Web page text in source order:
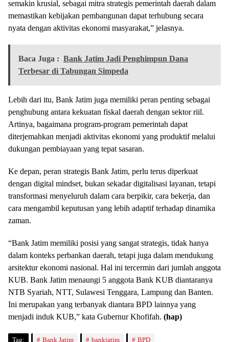
semakin krusial, sebagai mitra strategis pemerintah daerah dalam
memastikan kebijakan pembangunan dapat terhubung secara
nyata dengan aktivitas ekonomi masyarakat,” jelasnya.
Baca Juga : Bank Jatim Jadi Penghimpun Dana
Terbesar di Tabungan Simpeda
Lebih dari itu, Bank Jatim juga memiliki peran penting sebagai
penghubung antara kekuatan fiskal daerah dengan sektor riil.
Artinya, bagaimana program-program pemerintah dapat
diterjemahkan menjadi aktivitas ekonomi yang produktif melalui
dukungan pembiayaan yang tepat sasaran.
Ke depan, peran strategis Bank Jatim, perlu terus diperkuat
dengan digital mindset, bukan sekadar digitalisasi layanan, tetapi
transformasi menyeluruh dalam cara berpikir, cara bekerja, dan
cara mengambil keputusan yang lebih adaptif terhadap dinamika
zaman.
“Bank Jatim memiliki posisi yang sangat strategis, tidak hanya
dalam konteks perbankan daerah, tetapi juga dalam mendukung
arsitektur ekonomi nasional. Hal ini tercermin dari jumlah anggota
KUB. Bank Jatim menaungi 5 anggota Bank KUB diantaranya
NTB Syariah, NTT, Sulawesi Tenggara, Lampung dan Banten.
Ini merupakan yang terbanyak diantara BPD lainnya yang
menjadi induk KUB,” kata Gubernur Khofifah. (hap)
Tag: Bank Jatim bankjatim
BPD